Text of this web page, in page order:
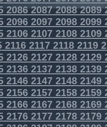
2086208720882089
2096209720982099
2106210721082109
2116211721182119
2126212721282129
2136213721382139
2146214721482149
2156215721582159
2166216721682169
2176217721782179